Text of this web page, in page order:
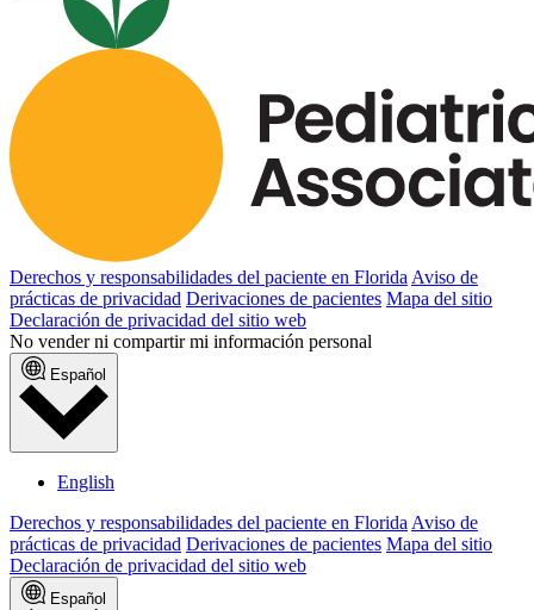
Derechos y responsabilidades del paciente en Florida Aviso de
prácticas de privacidad Derivaciones de pacientes Mapa del sitio
Declaración de privacidad del sitio web
No vender ni compartir mi información personal
Español
English
Derechos y responsabilidades del paciente en Florida Aviso de
prácticas de privacidad Derivaciones de pacientes Mapa del sitio
Declaración de privacidad del sitio web
Español